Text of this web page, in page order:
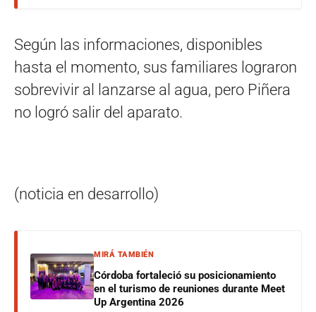
Según las informaciones, disponibles
hasta el momento, sus familiares lograron
sobrevivir al lanzarse al agua, pero Piñera
no logró salir del aparato.
(noticia en desarrollo)
MIRÁ TAMBIÉN
Córdoba fortaleció su posicionamiento
en el turismo de reuniones durante Meet
Up Argentina 2026